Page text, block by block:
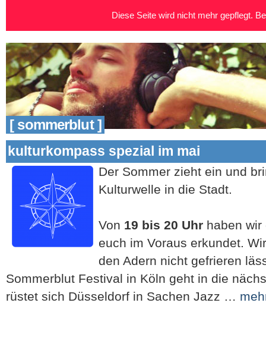
[ sommerblut ]
kulturkompass spezial im mai
Der Sommer zieht ein und
Kulturwelle in die Stadt.
Von 19 bis 20 Uhr haben wir
euch im Voraus erkundet.
den Adern nicht gefrieren
Sommerblut Festival in Köln geht in die
rüstet sich Düsseldorf in Sachen Jazz …
Diese Seite wird nicht mehr gepflegt.